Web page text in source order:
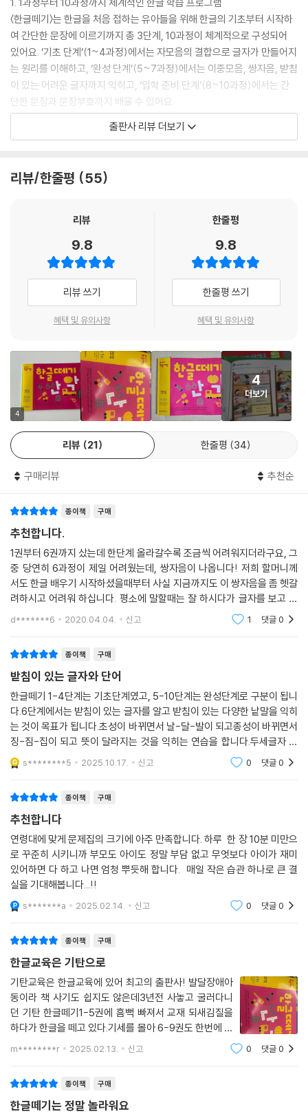
〈한글떼기〉는 한글을 처음 접하는 유아들을 위해 한글의 기초부터 시작하
여 간단한 문장에 이르기까지 총 3단계, 10과정이 체계적으로 구성되어
있어요. ‘기초 단계’(1~4과정)에서는 자모음의 결합으로 글자가 만들어지
는 원리를 이해하고, ‘완성 단계’(5~7과정)에서는 이중모음, 쌍자음, 받침
이 있는 어려운 글자까지 익히고, ‘입학 준비 단계’(8~10과정)에서는 간
단한 문장과 문장부호까지 배울 수 있어요.
2. 집중 시간이 짧은 아이들도 하루에 한 장씩 가뿐하게!
충분히 할 수 있는 분량으로, 집중 시간이 짧은 아이들도 걱정 없어요. 그날
감도 키울 수 있지요. 하루하루 지날수록 아이의 한글 실력이 차곡차곡 쌓
3. 다양한 놀이식 활동으로 한글 학습을 쉽고 재미있게!
〈한글떼기〉는 색칠하기, 미로 찾기, 스티커 붙이기 등등 아이들이 좋아하
는 활동들로 가득 채워져 있어서 학습하는 동안 지루함을 느낄 틈이 없어
요. 또, 아이들의 시선을 사로잡을 예쁜 그림과 생생한 사진이 가득 담겨 있
드를 떼어 내면 각 과정에서 학습한 내용을 두고두고 복습할 수 있어서 아
이들에게 또 다른 재미를 선물해요.
4. 읽기뿐만 아니라 쓰기까지 완전 마스터!
〈한글떼기〉의 매 과정은 앞장에서 놀이식 활동으로 새로운 내용을 배우고,
뒷장에서 배운 내용을 또박또박 쓰면서 완전히 익히도록 구성되어 있어요.
쓰기 활동은 소근육을 자극해서 아이들의 두뇌 발달에 도움을 줄 뿐만 아
읽고, 손으로 쓰는 활동을 함께 하다 보면 학습 내용이 아이의 머리에 쏙쏙
▶최신개정판 〈한글떼기〉 각 권 소개
[1과정]
본격적인 학습에 앞서 선 긋기를 통해 운필력을 기르고, 기본 글자와 쉬운
낱말들을 경험하며 글자와 친해져요.
ㆍ‘가~하’ 기본 글자 읽고 쓰기
ㆍ‘가~하’가 들어 있는 쉬운 낱말 익히기
[2과정]
한글의 기본이 되는 모음을 배우며 본격적으로 한글 학습을 시작해요. 친
숙한 낱말 속에서 각각의 모음을 발견하고 구분해요.
ㆍ‘ㅏ~ㅣ’ 기본 모음 읽고 쓰기
ㆍ‘아~이’ 기본 글자 읽고 쓰기
[3과정]
앞에서 배운 모음을 기반으로 하여 기본 자음을 알아보아요.
친숙한 낱말 속에서 각각의 자음을 발견하고 구분해요.
ㆍ‘ㄱ~ㅎ’ 기본 자음 읽고 쓰기
ㆍ‘ㄱ~ㅎ’이 들어 있는 쉬운 글자 읽고 쓰기
자음과 모음이 만나서 하나의 음절이 되는 과정을 이해해요.
다양한 글자를 읽고 쓰면서 자신감을 키우고, 한글의 기초를 탄탄하게 다
져요.
ㆍ‘하나의 자음+다양한 모음’ 읽고 쓰기 (가거고구그기~하허호후흐히)
ㆍ‘다양한 자음+하나의 모음’ 읽고 쓰기 (가~하, 거~허, …, 기~히)
ㆍ‘ㅑ, ㅕ, ㅛ, ㅠ’ 모음 익히기
복잡한 이중모음을 알아보아요.
합성어와 동음이의어로 재미있는 낱말 놀이를 하며 한글 학습의 흥미를 키
우고 어휘력을 확장시켜요.
출판사 리뷰 더보기
리뷰/한줄평 55
리뷰
9.8
리뷰 쓰기
혜택 및 유의사항
한줄평
9.8
한줄평 쓰기
혜택 및 유의사항
4
4
더보기
리뷰 21 한줄평 34
구매리뷰 추천순
종이책 구매
추천합니다.
1권부터 6권까지 샀는데 한단계 올라갈수록 조금씩 어려워지더라구요, 그
중 당연히 6과정이 제일 어려웠는데, 쌍자음이 나옵니다! 저희 할머니께
서도 한글 배우기 시작하셨을때부터 사실 지금까지도 이 쌍자음을 좀 헷갈
려하시고 어려워 하십니다. 평소에 말할때는 잘 하시다가 글자를 보고 쌍
자음이 포함된 단어를 읽으려고 하면 좀 머뭇거리시더라고요. 계속계속 보
d*******6 2020.04.04. 신고 1 댓글0
종이책 구매
받침이 있는 글자와 단어
한글떼기 1-4단계는 기초단계였고, 5-10단계는 완성단계로 구분이 됩니
다.6단계에서는 받침이 있는 글자를 알고 받침이 있는 다양한 낱말을 익히
는 것이 목표가 됩니다.초성이 바뀌면서 날-달-발이 되고종성이 바뀌면서
징-짐-집이 되고 뜻이 달라지는 것을 익히는 연습을 합니다.두세글자 정
도로 이루어진 단어를 익힙니다.5권쯤부터는 연필로 써야하는 글자의 양
이 확 늘어납니다.
s********5 2025.10.17. 신고 0 댓글0
종이책 구매
추천합니다
연령대에 맞게 문제집의 크기에 아주 만족합니다. 하루 한 장 10분 미만으
로 꾸준히 시키니까 부모도 아이도 정말 부담 없고 무엇보다 아이가 재미
있어하면 다 하고 나면 엄청 뿌듯해 합니다. 매일 작은 습관 하나로 큰 결
실을 기대해봅니다...!!
s*******a 2025.02.14. 신고 0 댓글0
종이책 구매
한글교육은 기탄으로
기탄교육은 한글교육에 있어 최고의 출판사! 발달장애아
동이라 책 사기도 쉽지도 않은데3년전 사놓고 굴러다니
던 기탄 한글떼기1-5권에 흠뻑 빠져서 교재 되새김질을
하다가 한글을 떼고 있다.기세를 몰아 6-9권도 한번에 구
매스벅 커피 한잔 값으로 색감 흥미 다 잡는 최고의 교재
m********r 2025.02.13. 신고 0 댓글0
종이책 구매
한글떼기는 정말 놀라워요